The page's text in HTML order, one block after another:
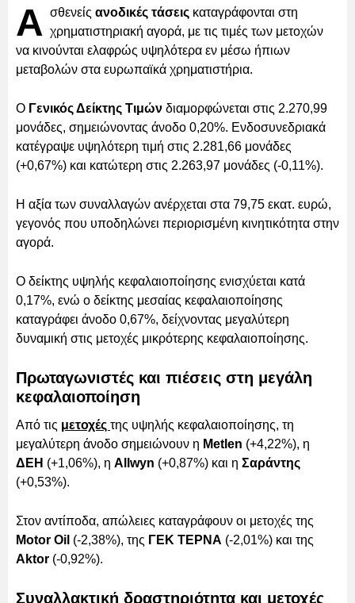
Α σθενείς ανοδικές τάσεις καταγράφονται στη
χρηματιστηριακή αγορά, με τις τιμές των μετοχών
να κινούνται ελαφρώς υψηλότερα εν μέσω ήπιων
μεταβολών στα ευρωπαϊκά χρηματιστήρια.
Ο Γενικός Δείκτης Τιμών διαμορφώνεται στις 2.270,99
μονάδες, σημειώνοντας άνοδο 0,20%. Ενδοσυνεδριακά
κατέγραψε υψηλότερη τιμή στις 2.281,66 μονάδες
(+0,67%) και κατώτερη στις 2.263,97 μονάδες (-0,11%).
Η αξία των συναλλαγών ανέρχεται στα 79,75 εκατ. ευρώ,
γεγονός που υποδηλώνει περιορισμένη κινητικότητα στην
αγορά.
Ο δείκτης υψηλής κεφαλαιοποίησης ενισχύεται κατά
0,17%, ενώ ο δείκτης μεσαίας κεφαλαιοποίησης
καταγράφει άνοδο 0,67%, δείχνοντας μεγαλύτερη
δυναμική στις μετοχές μικρότερης κεφαλαιοποίησης.
Πρωταγωνιστές και πιέσεις στη μεγάλη
κεφαλαιοποίηση
Από τις μετοχές της υψηλής κεφαλαιοποίησης, τη
μεγαλύτερη άνοδο σημειώνουν η Metlen (+4,22%), η
ΔΕΗ (+1,06%), η Allwyn (+0,87%) και η Σαράντης
(+0,53%).
Στον αντίποδα, απώλειες καταγράφουν οι μετοχές της
Motor Oil (-2,38%), της ΓΕΚ ΤΕΡΝΑ (-2,01%) και της
Aktor (-0,92%).
Συναλλακτική δραστηριότητα και μετοχές